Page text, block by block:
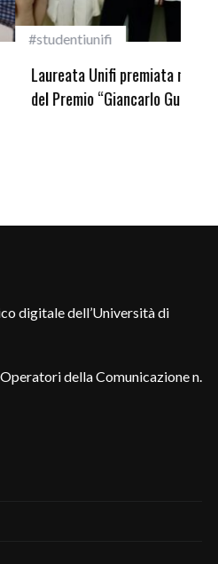
nella settima edizione
digitale dell’Università di
della Comunicazione n.